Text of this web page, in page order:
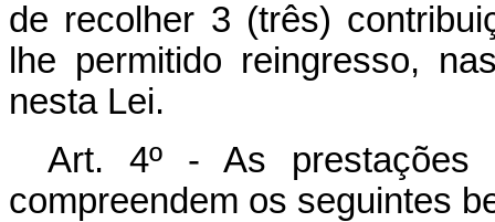
de recolher 3 (três)
lhe permitido reingresso,
nesta Lei.
Art. 4º - As prestações
compreendem os seguintes